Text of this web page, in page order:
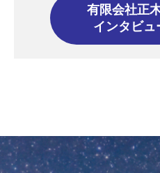
有限会社正
インタビュ